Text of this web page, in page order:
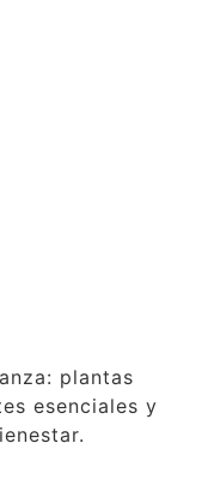
plantas
esenciales y